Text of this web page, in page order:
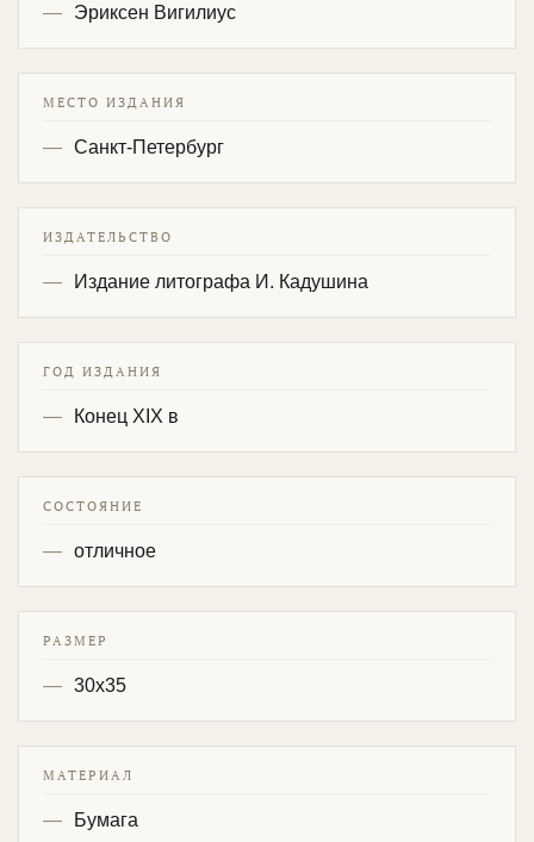
Эриксен Вигилиус
МЕСТО ИЗДАНИЯ
Санкт-Петербург
ИЗДАТЕЛЬСТВО
Издание литографа И. Кадушина
ГОД ИЗДАНИЯ
Конец XIX в
СОСТОЯНИЕ
отличное
РАЗМЕР
30х35
МАТЕРИАЛ
Бумага